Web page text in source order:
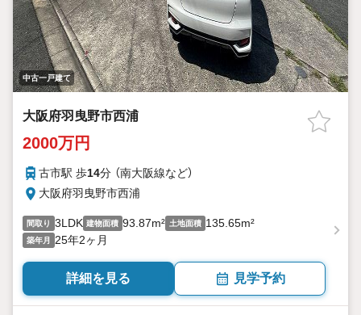
中古一戸建て
大阪府羽曳野市西浦
2000万円
古市駅 歩14分 （南大阪線など）
大阪府羽曳野市西浦
間取り 3LDK 建物面積 93.87m² 土地面積 135.65m²
築年月 25年2ヶ月
詳細を見る 見学予約